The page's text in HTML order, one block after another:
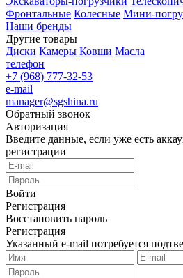
Фронтальные Колесные Мини-
Наши бренды
Другие товары
Диски Камеры Ковши Масла
телефон
+7 (968) 777-32-53
e-mail
manager@sgshina.ru
Обратный звонок
Авторизация
Введите данные, если уже есть
регистрации
Войти
Регистрация
Восстановить пароль
Регистрация
Указанный e-mail потребуется